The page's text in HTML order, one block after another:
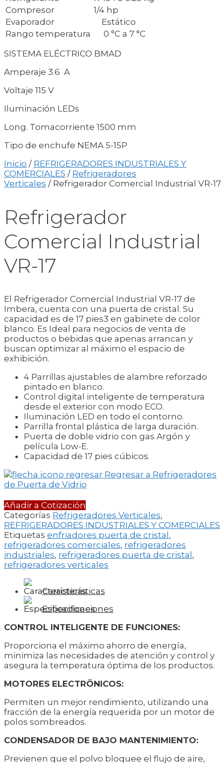
Compresor
1/4 hp
Evaporador
Estático
Rango temperatura
0 °C a 7 °C
SISTEMA ELÉCTRICO BMAD
Amperaje 3.6 A
Voltaje 115 V
Iluminación LEDs
Long. Tomacorriente 1500 mm
Tipo de enchufe NEMA 5-15P
Inicio / REFRIGERADORES INDUSTRIALES Y
COMERCIALES / Refrigeradores
Verticales / Refrigerador Comercial Industrial VR-17
Refrigerador
Comercial Industrial
VR-17
El Refrigerador Comercial Industrial VR-17 de
Imbera, cuenta con una puerta de cristal. Su
capacidad es de 17 pies3 en gabinete de color
blanco. Es Ideal para negocios de venta de
productos o bebidas que apenas arrancan y
buscan optimizar al máximo el espacio de
exhibición.
4 Parrillas ajustables de alambre reforzado
pintado en blanco.
Control digital inteligente de temperatura
desde el exterior con modo ECO.
Iluminación LED en todo el contorno.
Parrilla frontal plástica de larga duración.
Puerta de doble vidrio con gas Argón y
película Low-E.
Capacidad de 17 pies cúbicos.
Regresar a Refrigeradores
de Puerta de Vidrio
Añadir a Cotización
Categorías Refrigeradores Verticales,
REFRIGERADORES INDUSTRIALES Y COMERCIALES
Etiquetas enfriadores puerta de cristal ,
refrigeradores comerciales, refrigeradores
industriales, refrigeradores puerta de cristal ,
refrigeradores verticales
Características
Especificaciones
CONTROL INTELIGENTE DE FUNCIONES:
Proporciona el máximo ahorro de energía,
minimiza las necesidades de atención y control y
asegura la temperatura óptima de los productos.
MOTORES ELECTRÖNICOS:
Permiten un mejor rendimiento, utilizando una
fracción de la energía requerida por un motor de
polos sombreados.
CONDENSADOR DE BAJO MANTENIMIENTO:
Previenen que el polvo bloquee el flujo de aire,